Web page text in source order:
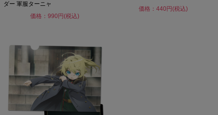
ダー 軍服ターニャ
価格：990円(税込)
価格：440円(税込)